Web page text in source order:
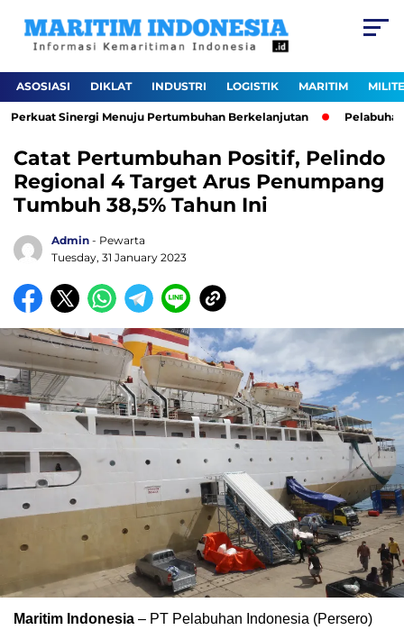
ASOSIASI DIKLAT INDUSTRI LOGISTIK MARITIM
Sinergi Menuju Pertumbuhan Berkelanjutan Pelabuhan
Catat Pertumbuhan Positif, Pelindo
Regional 4 Target Arus Penumpang
Tumbuh 38,5% Tahun Ini
Admin - Pewarta
Tuesday, 31 January 2023
Maritim Indonesia – PT Pelabuhan Indonesia (Persero)